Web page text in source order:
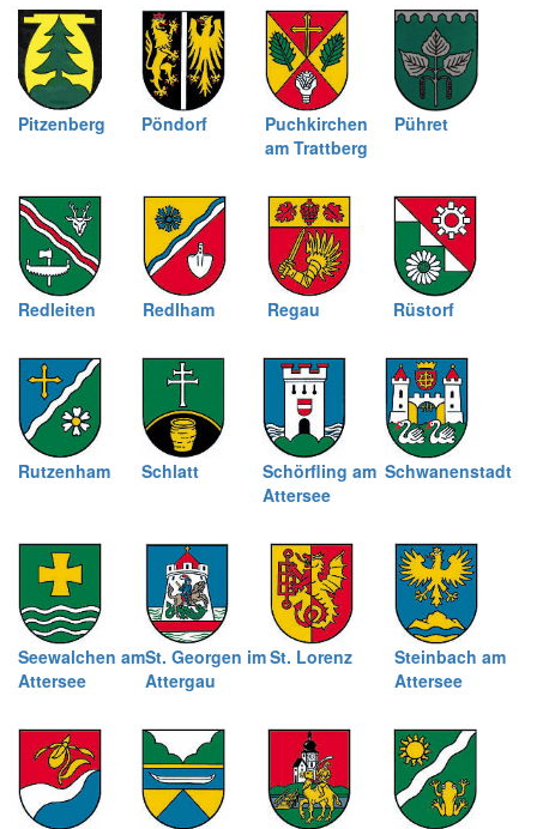
Pitzenberg Pöndorf
Puchkirchen
am Trattberg
Pühret
Redleiten Redlham Regau Rüstorf
Rutzenham Schlatt
Schörfling am
Attersee
Schwanenstadt
Seewalchen am
Attersee
St. Georgen im
Attergau
St. Lorenz
Steinbach am
Attersee